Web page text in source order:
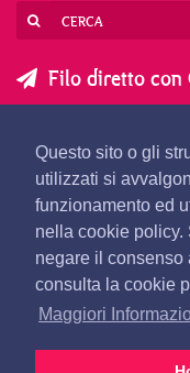
Questo sito o gli
utilizzati si
funzionamento ed
nella cookie policy.
negare il consenso
consulta la cookie
Maggiori
Filo diretto con
SEGNALA UNA NOTIZIA
SEGNALA UN EVENTO